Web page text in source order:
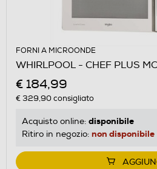
FORNI A MICROONDE
WHIRLPOOL - CHEF PLUS
€ 184,99
€ 329,90consigliato
Acquisto online: disponibile
Ritiro in negozio: non disponibile